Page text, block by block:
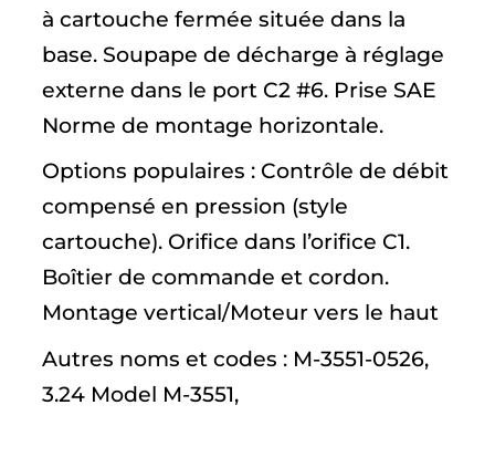
à cartouche fermée située dans la
base. Soupape de décharge à réglage
externe dans le port C2 #6. Prise SAE
Norme de montage horizontale.
Options populaires : Contrôle de débit
compensé en pression (style
cartouche). Orifice dans l’orifice C1.
Boîtier de commande et cordon.
Montage vertical/Moteur vers le haut
Autres noms et codes : M-3551-0526,
3.24 Model M-3551,